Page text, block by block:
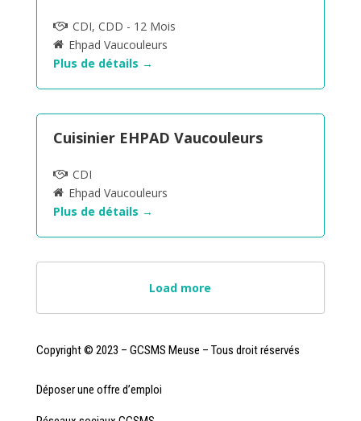
CDI CDD - 12 Mois
Ehpad Vaucouleurs
Plus de détails
Cuisinier EHPAD Vaucouleurs
CDI
Ehpad Vaucouleurs
Plus de détails
Load more
Copyright © 2023 – GCSMS Meuse – Tous droit réservés
Déposer une offre d’emploi